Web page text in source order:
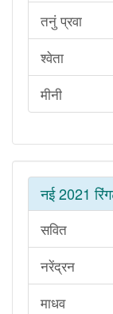
तनुं प्रवा
श्वेता
मीनी
नई 2021
सवित
नरेंद्रन
माधव